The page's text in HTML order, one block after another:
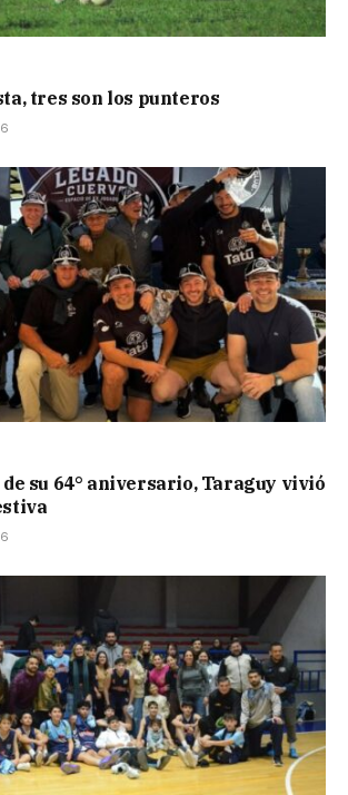
tres son los punteros
su 64° aniversario, Taraguy vivió